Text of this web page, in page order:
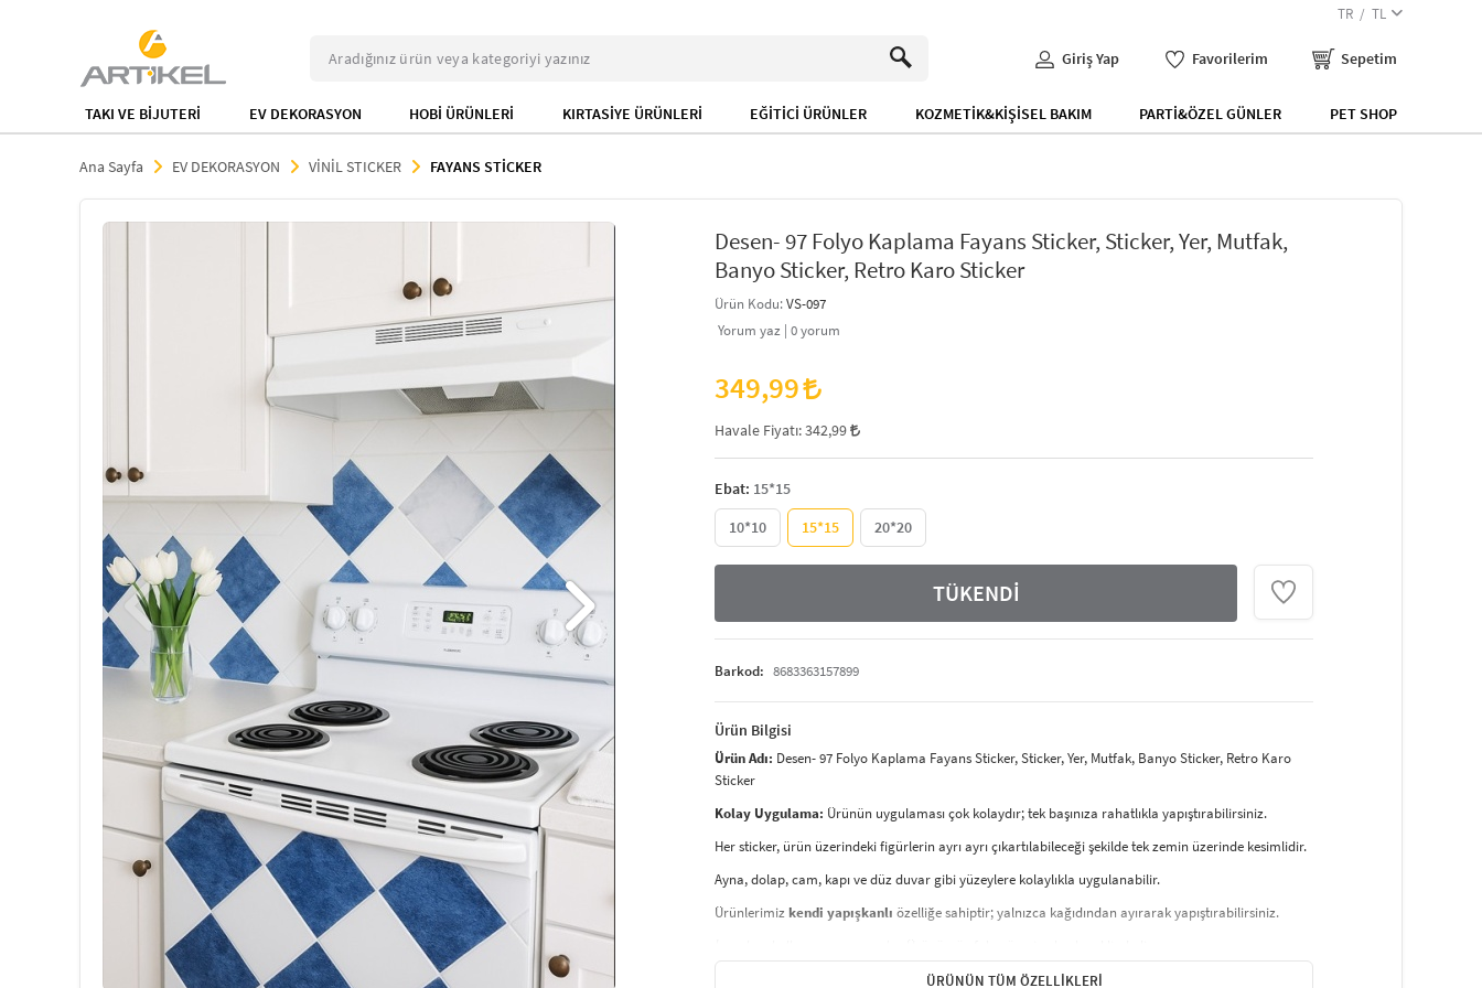
TR TL
Giriş Yap Favorilerim Sepetim
TAKI VE BİJUTERİ EV DEKORASYON HOBİ ÜRÜNLERİ KIRTASİYE ÜRÜNLERİ EĞİTİCİ ÜRÜNLER KOZMETİK&KİŞİSEL BAKIM PARTİ&ÖZEL GÜNLER PET SHOP
Ana Sayfa EV DEKORASYON VİNİL STICKER FAYANS STİCKER
Desen- 97 Folyo Kaplama Fayans Sticker, Sticker, Yer, Mutfak,
Banyo Sticker, Retro Karo Sticker
Ürün Kodu:VS-097
Yorum yaz | 0yorum
349,99
Havale Fiyatı:342,99
Ebat: 15*15
10*10
15*15 20*20
TÜKENDİ
Barkod: 8683363157899
Ürün Bilgisi
Ürün Adı: Desen- 97 Folyo Kaplama Fayans Sticker, Sticker, Yer, Mutfak, Banyo Sticker, Retro Karo
Sticker
Kolay Uygulama: Ürünün uygulaması çok kolaydır; tek başınıza rahatlıkla yapıştırabilirsiniz.
Her sticker, ürün üzerindeki figürlerin ayrı ayrı çıkartılabileceği şekilde tek zemin üzerinde kesimlidir.
Ayna, dolap, cam, kapı ve düz duvar gibi yüzeylere kolaylıkla uygulanabilir.
Ürünlerimiz kendi yapışkanlı özelliğe sahiptir; yalnızca kağıdından ayırarak yapıştırabilirsiniz.
; nemli bezle silinebilir. Ancak kimyasal bileşenli temizlik ürünleri önerilmez.
ÜRÜNÜN TÜM ÖZELLIKLERI